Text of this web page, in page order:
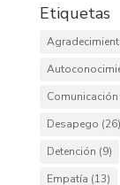
Etiquetas
Comunicación
Desapego (26)
Detención (9)
Empatía (13)